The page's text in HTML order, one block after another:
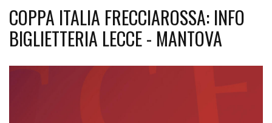
COPPA ITALIA FRECCIAROSSA: INFO
BIGLIETTERIA LECCE - MANTOVA